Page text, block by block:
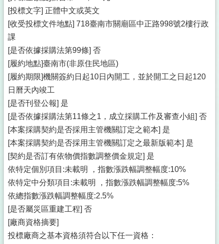
[投標文字] 正體中文或英文
[收受投標文件地點] 718臺南市關廟區中正路998號2樓行政
課
[是否依據採購法第99條] 否
[履約地點]臺南市(非原住民地區)
[履約期限]機關簽約日起10日內開工，並於開工之日起120
日曆天內竣工
[是否刊登公報] 是
[是否依據採購法第11條之1，成立採購工作及審查小組] 否
[本案採購契約是否採用主管機關訂定之範本] 是
[本案採購契約是否採用主管機關訂定之最新版範本] 是
[契約是否訂有依物價指數調整價金規定] 是
依特定個別項目:未載明 ，指數漲跌幅調整幅度:10%
依特定中分類項目:未載明 ，指數漲跌幅調整幅度:5%
依總指數漲跌幅調整幅度:2.5%
[是否屬災區重建工程] 否
[廠商資格摘要]
投標廠商之基本資格須符合以下任一資格：